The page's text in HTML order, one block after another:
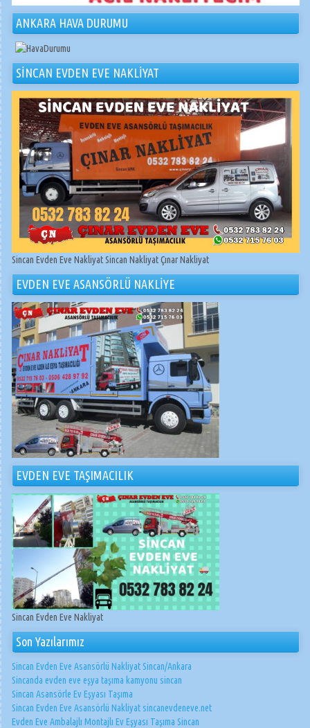
ANKARA HAVA DURUMU
SİNCAN EVDEN EVE NAKLİYAT
Sincan Evden Eve Nakliyat Sincan Nakliyat Çınar Nakliyat
EVDEN EVE ASANSÖRLÜ NAKLİYE
EVDEN EVE TAŞIMACILIK
Sincan Evden Eve Nakliyat
Son Yazılarımız
Sincan Evden Eve Asansörlü Nakliyat Sincan/Ankara
Sincanda evden eve eşya taşıma kamyonu sincan
Sincan Asansörle Ev Eşyası Taşıma
Sincan Evden Eve Asansörlü Nakliyat sincanevdeneve.net
Evden Eve Ambalajlı Montajlı Ev Eşyası Taşıma Sincan